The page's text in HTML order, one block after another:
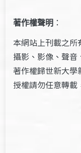
著作權聲明 ：
本網站上刊載之所
攝影、影像、聲音
著作權歸世新大
授權請勿任意轉載